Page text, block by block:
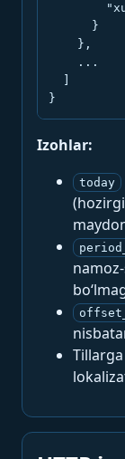
      }
    },
    ...
}
Izohlar:
today